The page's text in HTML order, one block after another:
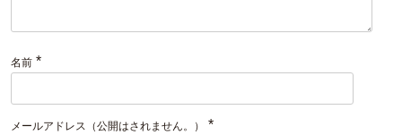
名前 *
メールアドレス（公開はされません。） *